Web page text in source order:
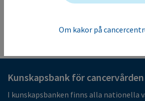
Om kakor på
Kunskapsbank för cancervården
I kunskapsbanken finns alla nationella